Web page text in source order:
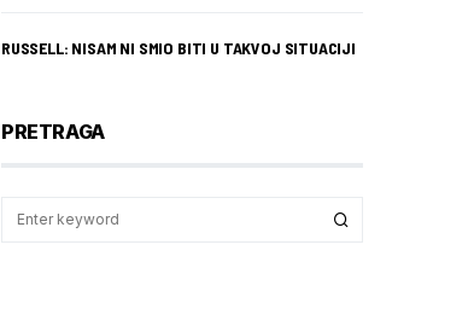
RUSSELL: NISAM NI SMIO BITI U TAKVOJ SITUACIJI
PRETRAGA